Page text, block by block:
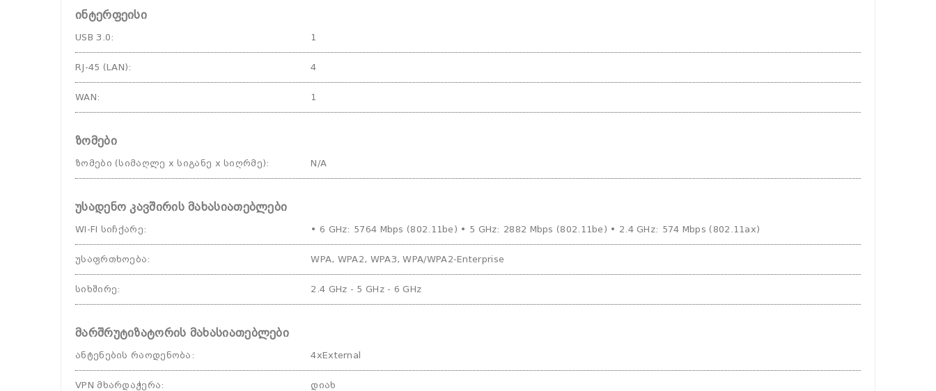
ინტერფეისი
USB 3.0: 1
RJ-45 (LAN): 4
WAN: 1
ზომები
ზომები (სიმაღლე x სიგანე x სიღრმე): N/A
უსადენო კავშირის მახასიათებლები
WI-FI სიჩქარე: • 6 GHz: 5764 Mbps (802.11be) • 5 GHz: 2882 Mbps (802.11be) • 2.4 GHz: 574 Mbps (802.11ax)
უსაფრთხოება: WPA, WPA2, WPA3, WPA/WPA2-Enterprise
სიხშირე: 2.4 GHz - 5 GHz - 6 GHz
მარშრუტიზატორის მახასიათებლები
ანტენების რაოდენობა : 4xExternal
VPN მხარდაჭერა: დიახ